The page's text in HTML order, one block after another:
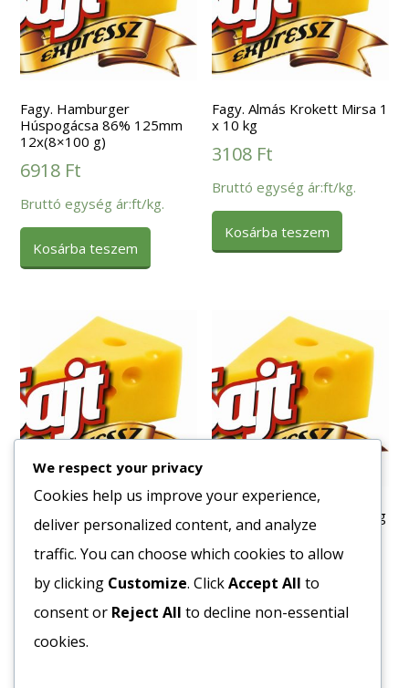
Fagy. Hamburger
Húspogácsa 86% 125mm
12x(8×100 g)
6918 Ft
Bruttó egység ár:ft/kg.
Kosárba teszem
Fagy. Almás Krokett Mirsa 1
x 10 kg
3108 Ft
Bruttó egység ár:ft/kg.
Kosárba teszem
Fagy. Hamburger
Húspogácsa (Kész.süt)
140mm/100 gr 3,2 kg/#
3352Ft
Bruttó egység ár:ft/kg.
Fagy. Bolognai Ragu 1000 g
2696 Ft
Bruttó egység ár:ft/kg.
Kosárba teszem
We respect your privacy
Cookies help us improve your experience,
deliver personalized content, and analyze
traffic. You can choose which cookies to allow
by clicking Customize. ClickAccept All to
consent or Reject All to decline non-essential
cookies.